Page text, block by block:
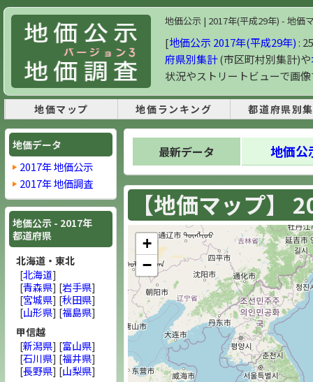
地価公示 | 2017年(平成29年) - 地価
[地価公示 2017年(平成29年) :
府県別集計(市区町村別集計)や
状況やストリートビューで画
地価マップ 地価ランキング 都道府県別
最新データ 地価
【地価マップ】
+
−
地価データ
2017年 地価公示
2017年 地価調査
地価公示 - 2017年
都道府県
北海道・東北
[北海道]
[青森県] [岩手県]
[宮城県] [秋田県]
[山形県] [福島県]
甲信越
[新潟県] [富山県]
[石川県] [福井県]
[長野県] [山梨県]